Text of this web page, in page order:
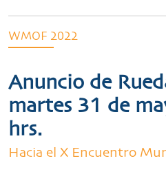
WMOF 2022
Anuncio de
martes 31 de
hrs.
Hacia el X Encuentro